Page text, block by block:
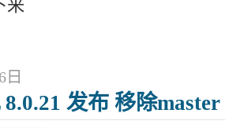
来
日
发布 移除